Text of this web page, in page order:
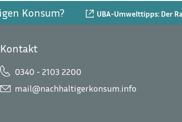
Konsum? UBA-Umwelttipps: Der
Kontakt
0340 - 2103 2200
mail@nachhaltigerkonsum.info